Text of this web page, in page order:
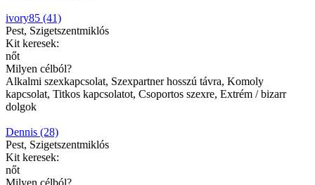
ivory85 (41)
Pest, Szigetszentmiklós
Kit keresek:
nőt
Milyen célból?
Alkalmi szexkapcsolat, Szexpartner hosszú távra, Komoly
kapcsolat, Titkos kapcsolatot, Csoportos szexre, Extrém / bizarr
dolgok
Dennis (28)
Pest, Szigetszentmiklós
Kit keresek:
nőt
Milyen célból?